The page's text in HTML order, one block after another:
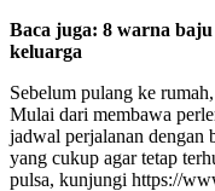
Baca juga: 8 warna
keluarga
Sebelum pulang ke
Mulai dari membawa
jadwal perjalanan dengan
yang cukup agar tetap
pulsa, kunjungi https://